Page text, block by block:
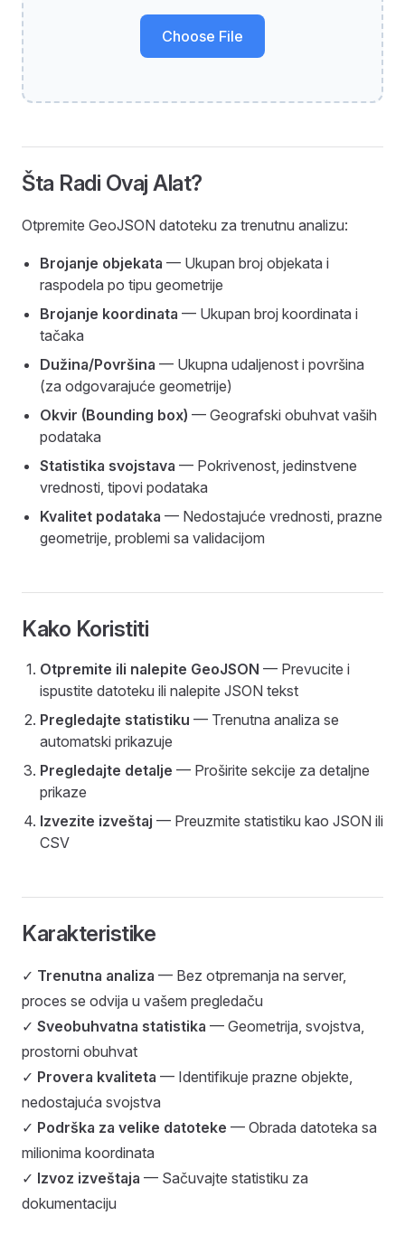
Choose File
Šta Radi Ovaj Alat?
Otpremite GeoJSON datoteku za trenutnu analizu:
Brojanje objekata — Ukupan broj objekata i
raspodela po tipu geometrije
Brojanje koordinata — Ukupan broj koordinata i
tačaka
Dužina/Površina — Ukupna udaljenost i površina
(za odgovarajuće geometrije)
Okvir (Bounding box) — Geografski obuhvat vaših
podataka
Statistika svojstava — Pokrivenost, jedinstvene
vrednosti, tipovi podataka
Kvalitet podataka — Nedostajuće vrednosti, prazne
geometrije, problemi sa validacijom
Kako Koristiti
Otpremite ili nalepite GeoJSON — Prevucite i
ispustite datoteku ili nalepite JSON tekst
Pregledajte statistiku — Trenutna analiza se
automatski prikazuje
Pregledajte detalje — Proširite sekcije za detaljne
prikaze
Izvezite izveštaj — Preuzmite statistiku kao JSON ili
CSV
Karakteristike
✓ Trenutna analiza — Bez otpremanja na server,
proces se odvija u vašem pregledaču
✓ Sveobuhvatna statistika — Geometrija, svojstva,
prostorni obuhvat
✓ Provera kvaliteta — Identifikuje prazne objekte,
nedostajuća svojstva
✓ Podrška za velike datoteke — Obrada datoteka sa
milionima koordinata
✓ Izvoz izveštaja — Sačuvajte statistiku za
dokumentaciju